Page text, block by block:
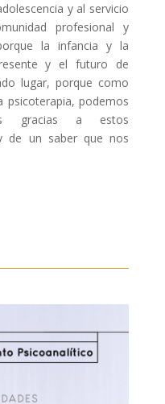
y al servicio
profesional y
la infancia y la
y el futuro de
lugar, porque como
psicoterapia, podemos
gracias a estos
de un saber que nos